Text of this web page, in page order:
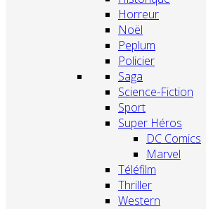
Horreur
Noël
Peplum
Policier
Saga
Science-Fiction
Sport
Super Héros
DC Comics
Marvel
Téléfilm
Thriller
Western